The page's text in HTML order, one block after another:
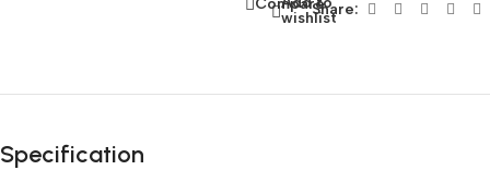
wishlistShare:
Fino al 12 Ottobre...
Autunno!
Specification